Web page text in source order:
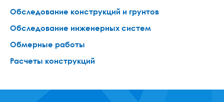
Обследование конструкций и грунтов
Обследование инженерных систем
Обмерные работы
Расчеты конструкций